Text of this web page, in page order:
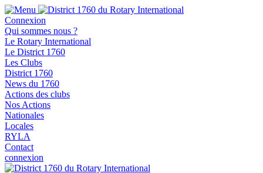
Connexion
Qui sommes nous ?
Le Rotary International
Le District 1760
Les Clubs
District 1760
News du 1760
Actions des clubs
Nos Actions
Nationales
Locales
RYLA
Contact
connexion